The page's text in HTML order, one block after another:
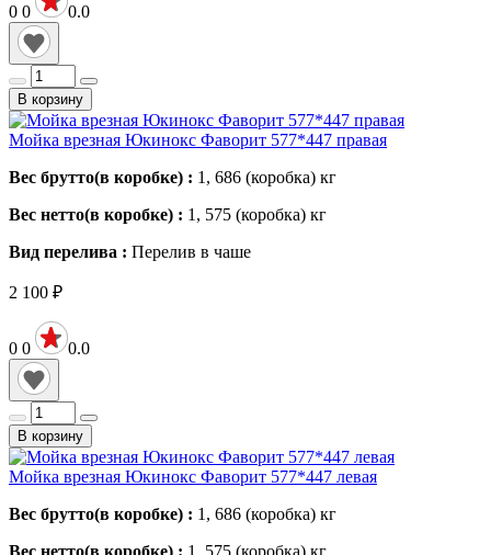
0 0 0.0
В корзину
Мойка врезная Юкинокс Фаворит 577*447 правая
Вес брутто(в коробке) : 1, 686 (коробка) кг
Вес нетто(в коробке) : 1, 575 (коробка) кг
Вид перелива : Перелив в чаше
2 100 ₽
0 0 0.0
В корзину
Мойка врезная Юкинокс Фаворит 577*447 левая
Вес брутто(в коробке) : 1, 686 (коробка) кг
Вес нетто(в коробке) : 1, 575 (коробка) кг